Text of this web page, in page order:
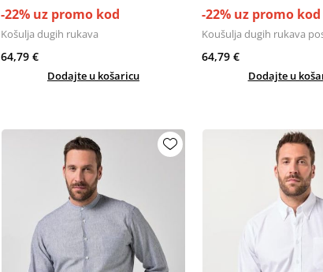
-22% uz promo kod
Košulja dugih rukava
64,79 €
Dodajte u košaricu
-22% uz promo kod
Koušulja dugih rukava
64,79 €
Dodajte u